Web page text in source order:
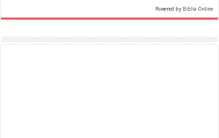
Powered by Biblia Online